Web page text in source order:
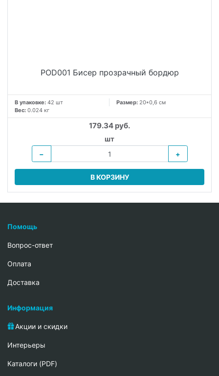
POD001 Бисер прозрачный бордюр
В упаковке: 42 шт Размер: 20*0,6 см
Вес: 0.024 кг
179.34 руб.
шт
−
+
В КОРЗИНУ
Помощь
Вопрос-ответ
Oплата
Доставка
Информация
Акции и скидки
Интерьеры
Каталоги (PDF)